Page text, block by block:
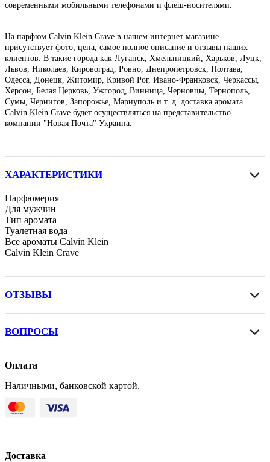
современными мобильными телефонами и флеш-носителями.
На парфюм Calvin Klein Crave в нашем интернет магазине
присутствует фото, цена, самое полное описание и отзывы наших
клиентов. В такие города как Луганск, Хмельницкий, Харьков, Луцк,
Львов, Николаев, Кировоград, Ровно, Днепропетровск, Полтава,
Одесса, Донецк, Житомир, Кривой Рог, Ивано-Франковск, Черкассы,
Херсон, Белая Церковь, Ужгород, Винница, Черновцы, Тернополь,
Сумы, Чернигов, Запорожье, Мариуполь и т. д. доставка аромата
Calvin Klein Crave будет осуществляться на представительство
компании "Новая Почта" Украина.
ХАРАКТЕРИСТИКИ
Парфюмерия
Для мужчин
Тип аромата
Туалетная вода
Все ароматы Calvin Klein
Calvin Klein Crave
ОТЗЫВЫ
ВОПРОСЫ
Оплата
Наличными, банковской картой.
Доставка